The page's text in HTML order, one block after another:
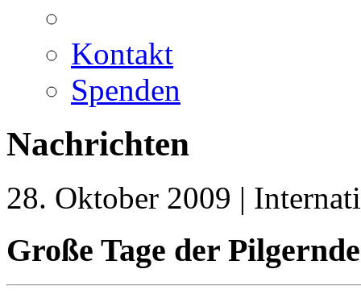
Kontakt
Spenden
Nachrichten
28. Oktober 2009 |
Große Tage der